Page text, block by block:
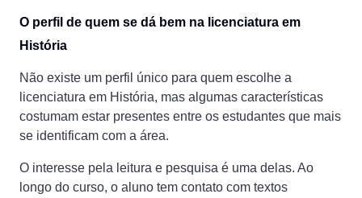
O perfil de quem se dá bem na licenciatura em
História
Não existe um perfil único para quem escolhe a
licenciatura em História, mas algumas características
costumam estar presentes entre os estudantes que mais
se identificam com a área.
O interesse pela leitura e pesquisa é uma delas. Ao
longo do curso, o aluno tem contato com textos